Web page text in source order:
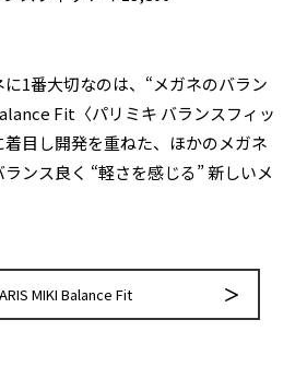
1番大切なのは、“メガネのバラン
Fit〈パリミキ バランスフィッ
着目し開発を重ねた、ほかのメガネ
ンス良く “軽さを感じる” 新しいメ
MIKI Balance Fit